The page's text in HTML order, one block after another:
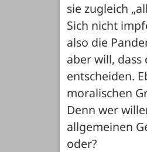
sie zugleich
Sich nicht
also die
aber will,
entscheiden.
moralischen
Denn wer
allgemeinen
oder?